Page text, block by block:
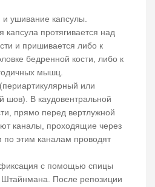
ушивание капсулы.
капсула протягивается над
и пришивается либо к
бедренной кости, либо к
мышц.
или
шов). В каудовентральной
прямо перед вертлужной
каналы, проходящие через
этим каналам проводят
с помощью спицы
После репозиции